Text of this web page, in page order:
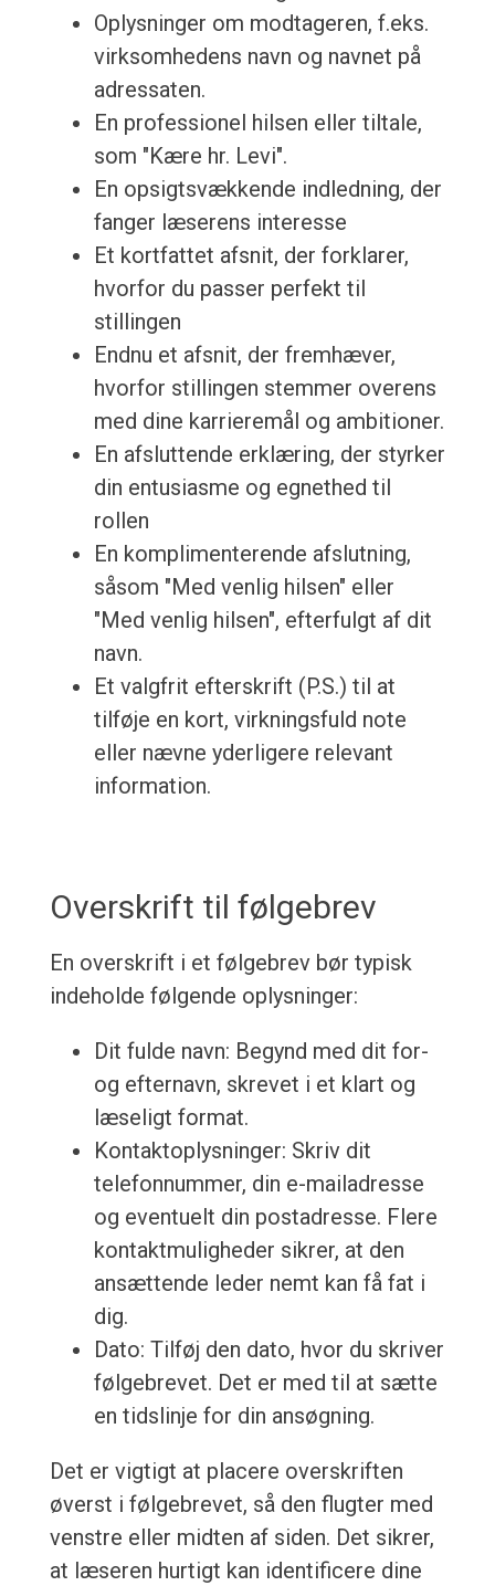
Oplysninger om modtageren, f.eks.
virksomhedens navn og navnet på
adressaten.
En professionel hilsen eller tiltale,
som "Kære hr. Levi".
En opsigtsvækkende indledning, der
fanger læserens interesse
Et kortfattet afsnit, der forklarer,
hvorfor du passer perfekt til
stillingen
Endnu et afsnit, der fremhæver,
hvorfor stillingen stemmer overens
med dine karrieremål og ambitioner.
En afsluttende erklæring, der styrker
din entusiasme og egnethed til
rollen
En komplimenterende afslutning,
såsom "Med venlig hilsen" eller
"Med venlig hilsen", efterfulgt af dit
navn.
Et valgfrit efterskrift (P.S.) til at
tilføje en kort, virkningsfuld note
eller nævne yderligere relevant
information.
Overskrift til følgebrev
En overskrift i et følgebrev bør typisk
indeholde følgende oplysninger:
Dit fulde navn: Begynd med dit for-
og efternavn, skrevet i et klart og
læseligt format.
Kontaktoplysninger: Skriv dit
telefonnummer, din e-mailadresse
og eventuelt din postadresse. Flere
kontaktmuligheder sikrer, at den
ansættende leder nemt kan få fat i
dig.
Dato: Tilføj den dato, hvor du skriver
følgebrevet. Det er med til at sætte
en tidslinje for din ansøgning.
Det er vigtigt at placere overskriften
øverst i følgebrevet, så den flugter med
venstre eller midten af siden. Det sikrer,
at læseren hurtigt kan identificere dine